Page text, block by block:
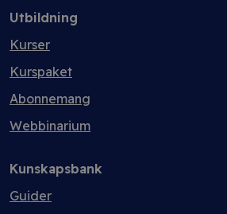
Utbildning
Kurser
Kurspaket
Abonnemang
Webbinarium
Kunskapsbank
Guider